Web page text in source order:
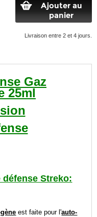
Ajouter au
panier
Livraison entre 2 et 4 jours.
Gaz
25ml
Streko:
est faite pour l'auto-